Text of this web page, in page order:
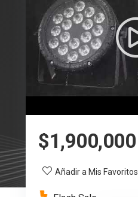
$1,900,000
Añadir a Mis Favoritos